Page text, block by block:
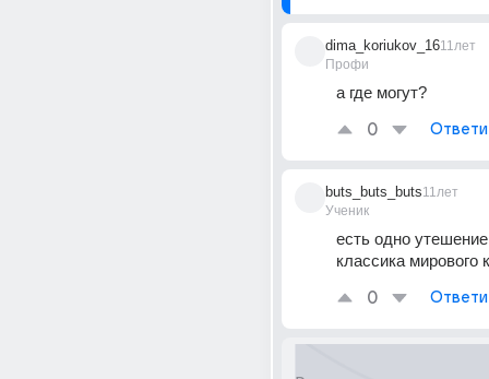
dima_koriukov_16
Профи
11лет
а где могут?
0
buts_buts_buts
Ученик
11лет
есть одно
классика мирового
0